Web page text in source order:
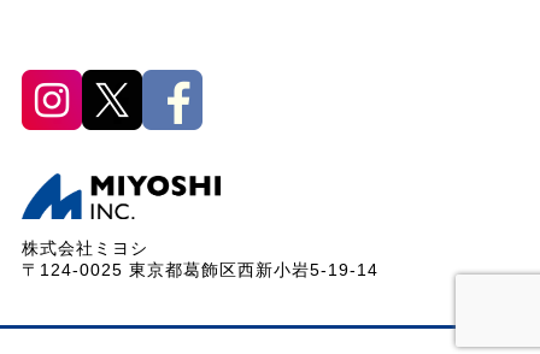
株式会社ミヨシ
〒124-0025 東京都葛飾区西新小岩5-19-14